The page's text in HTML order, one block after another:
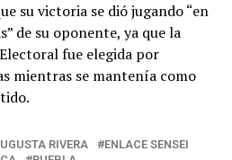
su victoria se dió jugando “en
de su oponente, ya que la
fue elegida por
mientras se mantenía como
RIVERA
ENLACE SENSEI